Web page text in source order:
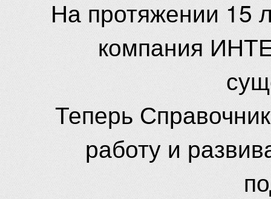
На протяжении 15
компания
Теперь
работу и